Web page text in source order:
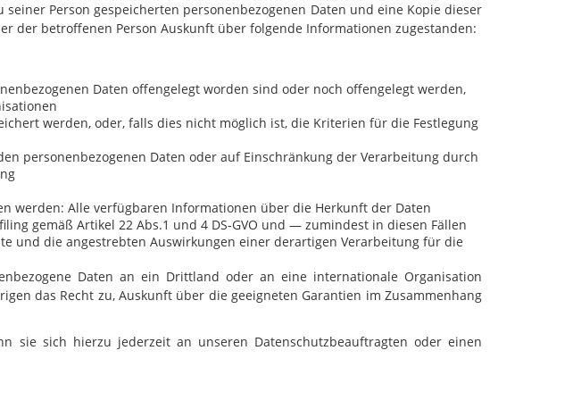
Person gespeicherten personenbezogenen Daten und eine Kopie dieser
der betroffenen Person Auskunft über folgende Informationen zugestanden:
Daten offengelegt worden sind oder noch offengelegt werden,
werden, oder, falls dies nicht möglich ist, die Kriterien für die Festlegung
personenbezogenen Daten oder auf Einschränkung der Verarbeitung durch
werden: Alle verfügbaren Informationen über die Herkunft der Daten
gemäß Artikel 22 Abs.1 und 4 DS-GVO und — zumindest in diesen Fällen
und die angestrebten Auswirkungen einer derartigen Verarbeitung für die
Daten an ein Drittland oder an eine internationale Organisation
das Recht zu, Auskunft über die geeigneten Garantien im Zusammenhang
sie sich hierzu jederzeit an unseren Datenschutzbeauftragten oder einen